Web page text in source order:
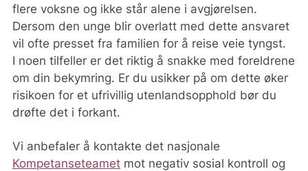
flere voksne og ikke står alene i avgjørelsen.
Dersom den unge blir overlatt med dette ansvaret
vil ofte presset fra familien for å reise veie tyngst.
I noen tilfeller er det riktig å snakke med foreldrene
om din bekymring. Er du usikker på om dette øker
risikoen for et ufrivillig utenlandsopphold bør du
drøfte det i forkant.
Vi anbefaler å kontakte det nasjonale
Kompetanseteamet mot negativ sosial kontroll og